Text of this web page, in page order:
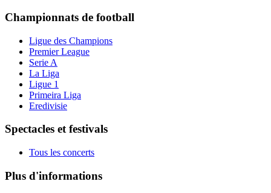
Championnats de football
Ligue des Champions
Premier League
Serie A
La Liga
Ligue 1
Primeira Liga
Eredivisie
Spectacles et festivals
Tous les concerts
Plus d'informations